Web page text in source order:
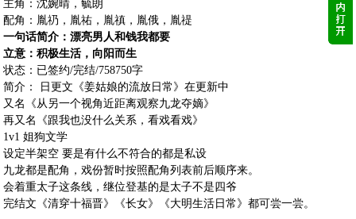
主角：沈婉晴，毓朗
配角：胤礽，胤祐，胤禛，胤俄，胤禔
一句话简介：漂亮男人和钱我都要
立意：积极生活，向阳而生
状态：已签约/完结/758750字
简介： 日更文《姜姑娘的流放日常》在更新中
又名《从另一个视角近距离观察九龙夺嫡》
再又名《跟我也没什么关系，看戏看戏》
1v1 姐狗文学
设定半架空 要是有什么不符合的都是私设
九龙都是配角，戏份暂时按照配角列表前后顺序来。
会着重太子这条线，继位登基的是太子不是四爷
完结文《清穿十福晋》《长女》《大明生活日常》都可尝一尝。